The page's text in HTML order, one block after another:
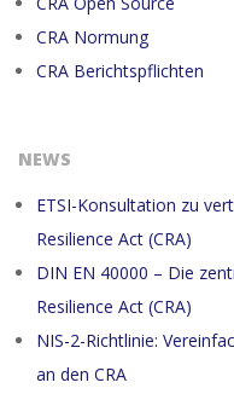
CRA Normung
CRA Berichtspflichten
NEWS
ETSI-Konsultation zu
Resilience Act (CRA)
DIN EN 40000 – Die
Resilience Act (CRA)
NIS-2-Richtlinie:
an den CRA